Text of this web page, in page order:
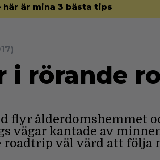
här är mina 3 bästa tips
i rörande
flyr ålderdomshemmet
vägar kantade av
väl värd att följa